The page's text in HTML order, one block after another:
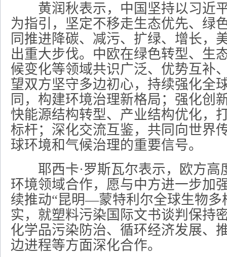
黄润秋表示，中国坚持以习近
为指引，坚定不移走生态优先、绿
同推进降碳、减污、扩绿、增长，
出重大步伐。中欧在绿色转型、生
候变化等领域共识广泛、优势互补
望双方坚守多边初心，持续强化全
同，构建环境治理新格局；强化创
快能源结构转型、产业结构优化，
标杆；深化交流互鉴，共同向世界
球环境和气候治理的重要信号。
耶西卡·罗斯瓦尔表示，欧方高
环境领域合作，愿与中方进一步加
续推动“昆明—蒙特利尔全球生物多
实，就塑料污染国际文书谈判保持
化学品污染防治、循环经济发展、
边进程等方面深化合作。